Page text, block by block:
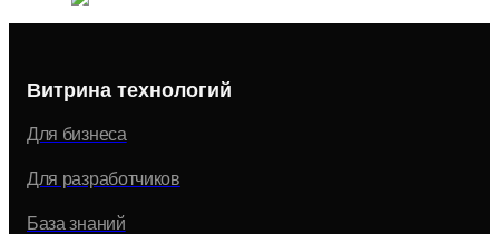
Витрина технологий
Для бизнеса
Для разработчиков
База знаний